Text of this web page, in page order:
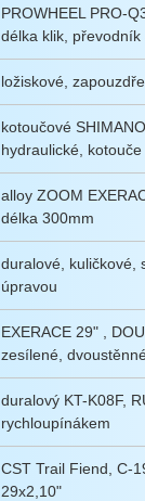
PROWHEEL PRO-
délka klik, převodník
ložiskové,
kotoučové
hydraulické,
alloy ZOOM
délka 300mm
duralové, kuličkové,
úpravou
EXERACE 29" ,
zesílené,
duralový KT-K08F,
rychloupínákem
CST Trail Fiend, C-
29x2,10"